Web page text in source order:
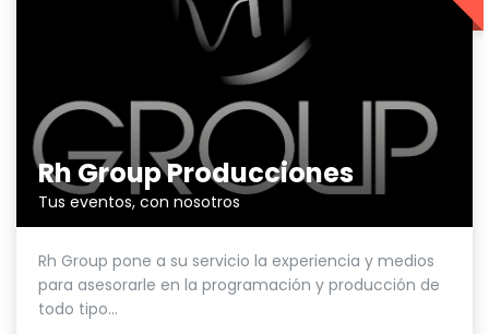
Rh Group Producciones
Tus eventos, con nosotros
Rh Group pone a su servicio la experiencia y medios
para asesorarle en la programación y producción de
todo tipo...